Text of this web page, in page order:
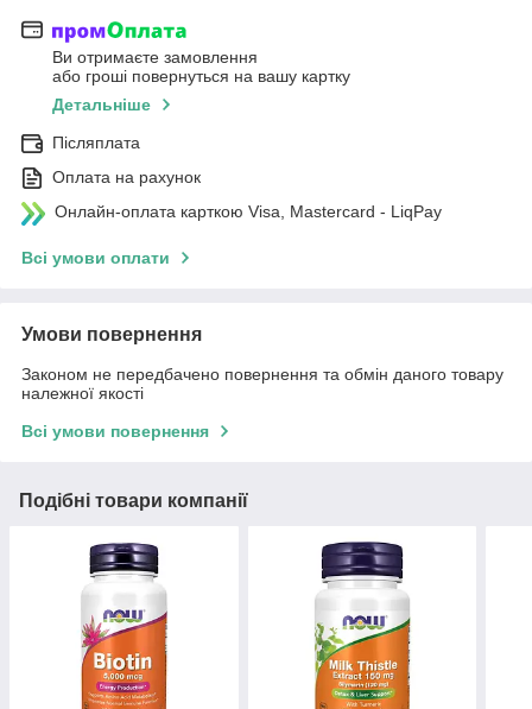
Ви отримаєте замовлення
або гроші повернуться на вашу картку
Детальніше
Післяплата
Оплата на рахунок
Онлайн-оплата карткою Visa, Mastercard - LiqPay
Всі умови оплати
Умови повернення
Законом не передбачено повернення та обмін даного товару
належної якості
Всі умови повернення
Подібні товари компанії